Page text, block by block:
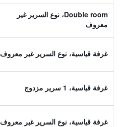
Double room، نوع السرير غير
معروف
غرفة قياسية، نوع السرير غير معروف
غرفة قياسية، 1 سرير مزدوج
غرفة قياسية، نوع السرير غير معروف